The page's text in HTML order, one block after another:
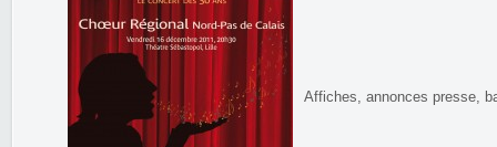
Affiches, annonces presse,